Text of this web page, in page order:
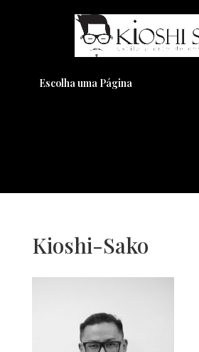
Escolha uma Página
Kioshi-Sako
Pensando em
Visual??